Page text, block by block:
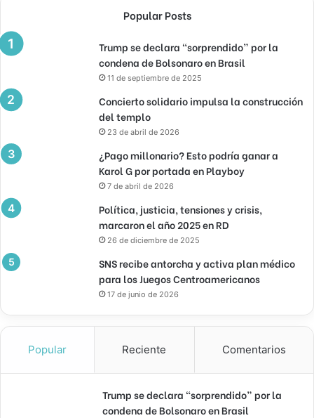
Popular Posts
Trump se declara “sorprendido” por la
condena de Bolsonaro en Brasil
11 de septiembre de 2025
Concierto solidario impulsa la construcción
del templo
23 de abril de 2026
¿Pago millonario? Esto podría ganar a
Karol G por portada en Playboy
7 de abril de 2026
Política, justicia, tensiones y crisis,
marcaron el año 2025 en RD
26 de diciembre de 2025
SNS recibe antorcha y activa plan médico
para los Juegos Centroamericanos
17 de junio de 2026
Popular Reciente Comentarios
Trump se declara “sorprendido” por la
condena de Bolsonaro en Brasil